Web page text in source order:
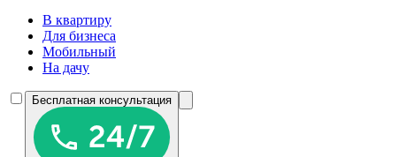
В квартиру
Для бизнеса
Мобильный
На дачу
Бесплатная консультация